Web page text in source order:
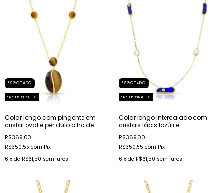
ESGOTADO
FRETE GRÁTIS
Colar longo com pingente em
cristal oval e pêndulo olho de
tigre banhado a ouro
R$369,00
R$350,55 com Pix
6 x de R$61,50 sem juros
ESGOTADO
FRETE GRÁTIS
Colar longo intercalado com
cristais lápis lazúli e
madrepérola oval banhado a
ouro
R$369,00
R$350,55 com Pix
6 x de R$61,50 sem juros